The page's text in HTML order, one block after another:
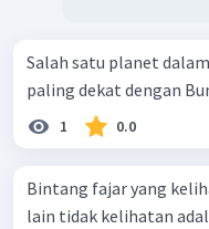
Salah satu planet
paling dekat dengan
1 0.0
Bintang fajar yang
lain tidak kelihatan